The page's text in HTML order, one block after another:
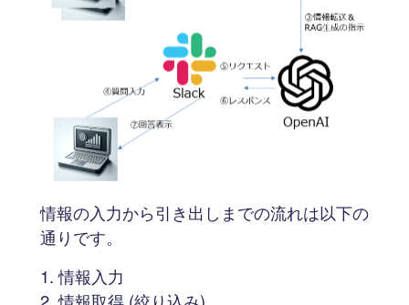
情報の入力から引き出しまでの流れは以下の
通りです。
情報入力